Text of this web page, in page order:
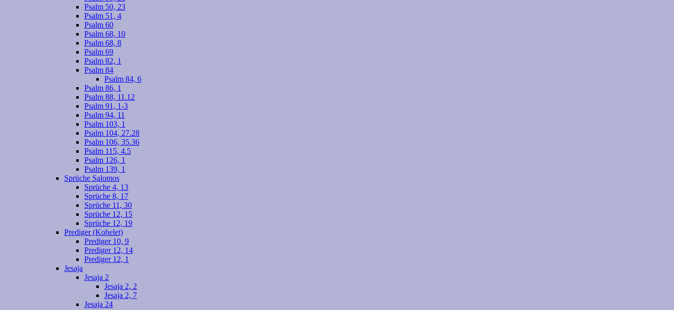
Psalm 50, 23
Psalm 51, 4
Psalm 60
Psalm 68, 10
Psalm 68, 8
Psalm 69
Psalm 82, 1
Psalm 84
Psalm 84, 6
Psalm 86, 1
Psalm 88, 11.12
Psalm 91, 1-3
Psalm 94, 11
Psalm 103, 1
Psalm 104, 27.28
Psalm 106, 35.36
Psalm 115, 4.5
Psalm 126, 1
Psalm 139, 1
Sprüche Salomos
Sprüche 4, 13
Sprüche 8, 17
Sprüche 11, 30
Sprüche 12, 15
Sprüche 12, 19
Prediger (Kohelet)
Prediger 10, 9
Prediger 12, 14
Prediger 12, 1
Jesaja
Jesaja 2
Jesaja 2, 2
Jesaja 2, 7
Jesaja 24